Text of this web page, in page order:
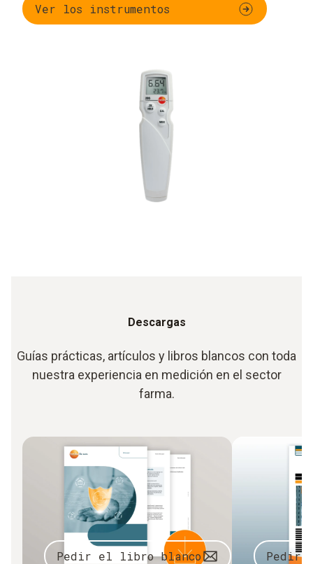
Ver los instrumentos
Descargas
Guías prácticas, artículos y libros blancos con toda
nuestra experiencia en medición en el sector
farma.
Pedir el libro blanco Pedir